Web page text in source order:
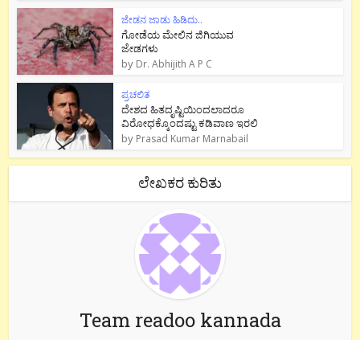
ಜೇಡನ ಜಾಡು ಹಿಡಿದು..
ಗೋಡೆಯ ಮೇಲಿನ ಜಿಗಿಯುವ
ಜೇಡಗಳು
by Dr. Abhijith A P C
ಪ್ರಚಲಿತ
ದೇಶದ ಹಿತದೃಷ್ಟಿಯಿಂದಲಾದರೂ
ವಿರೋಧಕ್ಕೊಂದಷ್ಟು ಕಡಿವಾಣ ಇರಲಿ
by Prasad Kumar Marnabail
ಲೇಖಕರ ಕುರಿತು
Team readoo kannada